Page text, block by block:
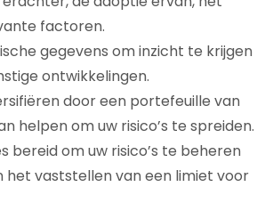
factoren.
gegevens om inzicht te krijgen
ontwikkelingen.
door een portefeuille van
helpen om uw risico’s te spreiden.
bereid om uw risico’s te beheren
vaststellen van een limiet voor